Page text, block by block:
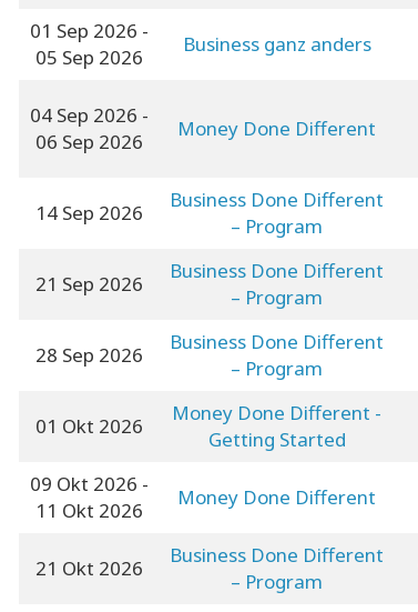
01 Sep 2026 -
05 Sep 2026
Business ganz anders
04 Sep 2026 -
06 Sep 2026
Money Done Different
14 Sep 2026
Business Done Different
– Program
21 Sep 2026
Business Done Different
– Program
28 Sep 2026
Business Done Different
– Program
01 Okt 2026
Money Done Different -
Getting Started
09 Okt 2026 -
11 Okt 2026
Money Done Different
21 Okt 2026
Business Done Different
– Program